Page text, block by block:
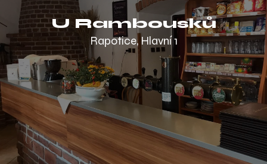
U Rambousků
Rapotice, Hlavní 1